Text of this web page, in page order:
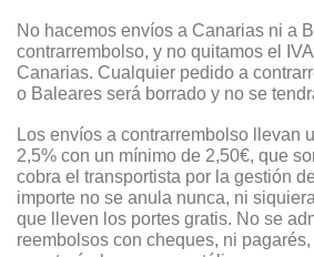
No hacemos envíos a Canarias ni a
contrarrembolso, y no quitamos el
Canarias. Cualquier pedido a
o Baleares será borrado y no se
Los envíos a contrarrembolso llevan
2,5% con un mínimo de 2,50€, que
cobra el transportista por la gestión
importe no se anula nunca, ni
que lleven los portes gratis. No se
reembolsos con cheques, ni